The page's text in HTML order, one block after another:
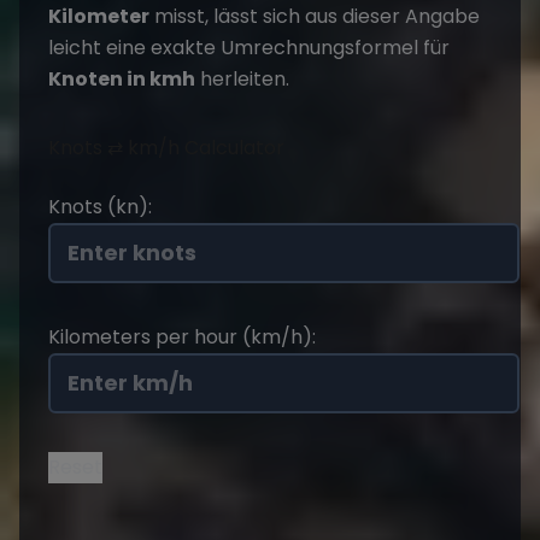
Kilometer misst, lässt sich aus dieser Angabe
leicht eine exakte Umrechnungsformel für
Knoten in kmh herleiten.
Knots (kn):
Kilometers per hour (km/h):